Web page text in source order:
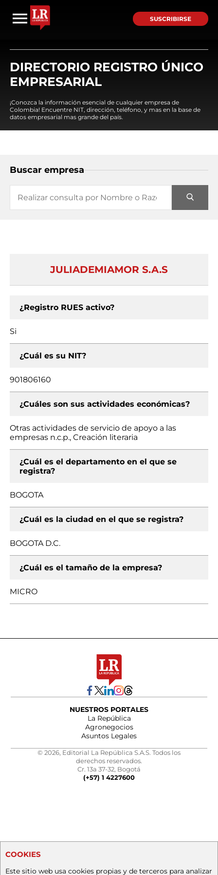
SUSCRIBIRSE
DIRECTORIO REGISTRO ÚNICO
EMPRESARIAL
¡Conozca la información esencial de cualquier empresa de
Colombia! Encuentre NIT, dirección, teléfono, y mas en la base de
datos empresarial mas grande del país.
Buscar empresa
JULIADEMIAMOR S.A.S
¿Registro RUES activo?
Si
¿Cuál es su NIT?
901806160
¿Cuáles son sus actividades económicas?
Otras actividades de servicio de apoyo a las
empresas n.c.p., Creación literaria
¿Cuál es el departamento en el que se
registra?
BOGOTA
¿Cuál es la ciudad en el que se registra?
BOGOTA D.C.
¿Cuál es el tamaño de la empresa?
MICRO
NUESTROS PORTALES
La República
Agronegocios
Asuntos Legales
© 2026, Editorial La República S.A.S. Todos los
derechos reservados.
Cr. 13a 37-32, Bogotá
(+57) 1 4227600
COOKIES
Este sitio web usa cookies propias y de terceros para analizar